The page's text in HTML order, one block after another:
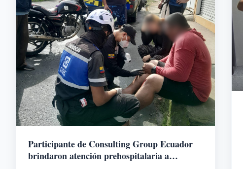
Participante de Consulting Group Ecuador
brindaron atención prehospitalaria a